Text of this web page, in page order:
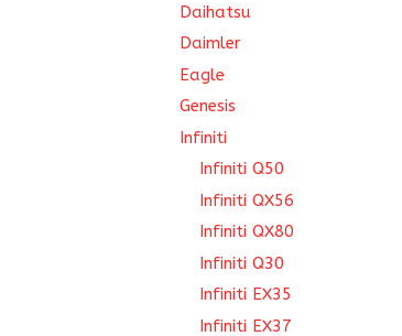
Daihatsu
Daimler
Eagle
Genesis
Infiniti
Infiniti Q50
Infiniti QX56
Infiniti QX80
Infiniti Q30
Infiniti EX35
Infiniti EX37